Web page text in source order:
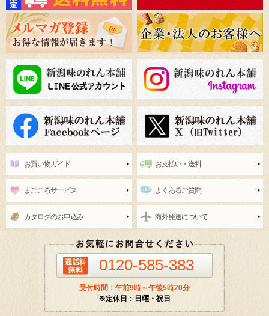
お買い物ガイド お支払い・送料
まごころサービス よくあるご質問
カタログのお申込み 海外発送について
0120-585-383
受付時間：午前9時～午後5時20分
※定休日：日曜・祝日